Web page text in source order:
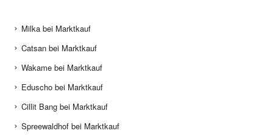
Milka bei Marktkauf
Catsan bei Marktkauf
Wakame bei Marktkauf
Eduscho bei Marktkauf
Cillit Bang bei Marktkauf
Spreewaldhof bei Marktkauf